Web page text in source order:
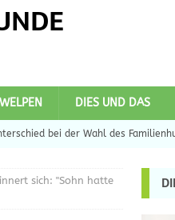
WELPEN DIES UND DAS
bei der Wahl des
sich: "Sohn hatte